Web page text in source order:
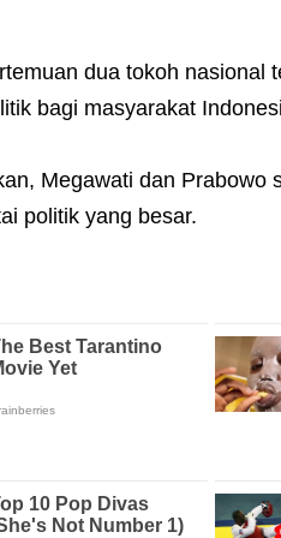
dua tokoh nasional
bagi masyarakat
Megawati dan Prabowo
politik yang besar.